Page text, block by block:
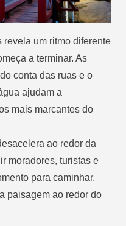
revela um ritmo diferente
a terminar. As
conta das ruas e o
ajudam a
mais marcantes do
ao redor da
moradores, turistas e
para caminhar,
paisagem ao redor do